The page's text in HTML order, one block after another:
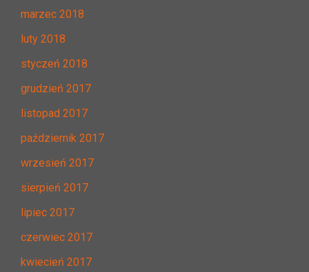
marzec 2018
luty 2018
styczeń 2018
grudzień 2017
listopad 2017
październik 2017
wrzesień 2017
sierpień 2017
lipiec 2017
czerwiec 2017
kwiecień 2017